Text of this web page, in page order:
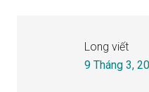
Long viết
9 Tháng 3,